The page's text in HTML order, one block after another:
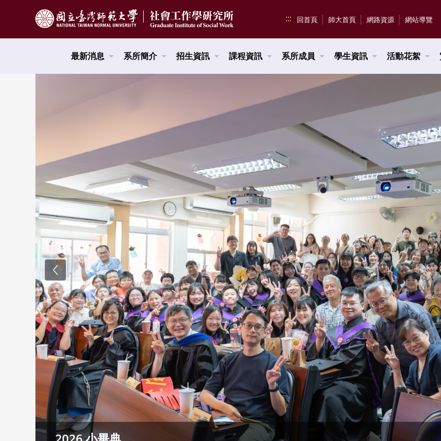
:::
回首頁 師大首頁 網路資源 網站導覽
最新消息 系所簡介 招生資訊 課程資訊 系所成員 學生資訊 活動花絮
Previous